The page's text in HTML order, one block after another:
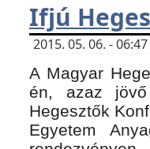
Ifjú
2015. 05. 06. -
A Magyar
én, azaz
Hegesztők
Egyetem